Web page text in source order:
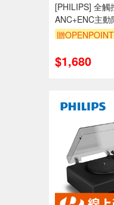
[PHILIPS] 全觸
ANC+ENC主
機-TAT2630銀/
贈OPENPOINT
$1,680